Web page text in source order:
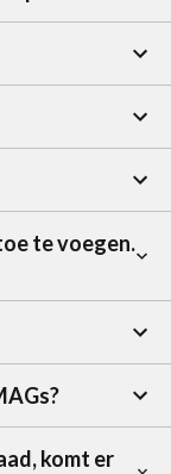
te voegen.
komt er